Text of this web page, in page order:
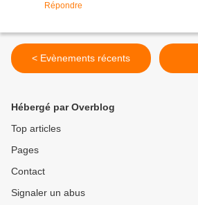
Répondre
< Evènements récents
Hébergé par Overblog
Top articles
Pages
Contact
Signaler un abus